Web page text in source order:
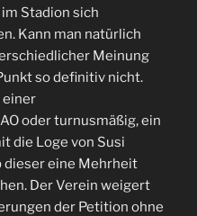
Stadion sich
Kann man natürlich
Meinung
so definitiv nicht.
einer
oder turnusmäßig, ein
die Loge von Susi
dieser eine Mehrheit
Der Verein weigert
der Petition ohne